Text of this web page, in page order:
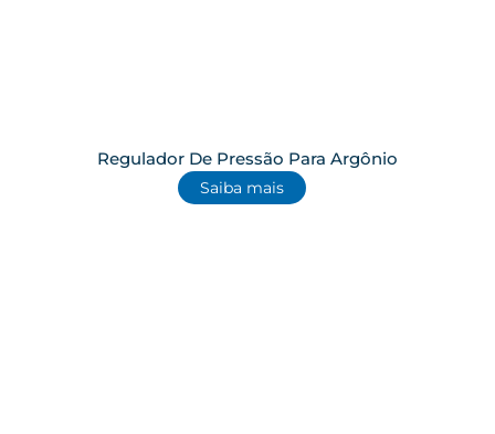
Regulador De Pressão Para Argônio
Saiba mais